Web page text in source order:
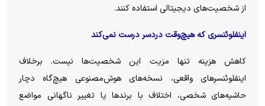
از شخصیت‌های دیجیتالی استفاده کنند.
اینفلوئنسری که هیچ‌وقت دردسر درست نمی‌کند
کاهش هزینه تنها مزیت این شخصیت‌ها نیست. برخلاف
اینفلوئنسر‌های واقعی، نسخه‌های هوش‌مصنوعی هیچ‌گاه دچار
حاشیه‌های شخصی، اختلاف با برند‌ها یا تغییر ناگهانی مواضع